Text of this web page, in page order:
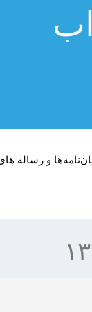
و رساله